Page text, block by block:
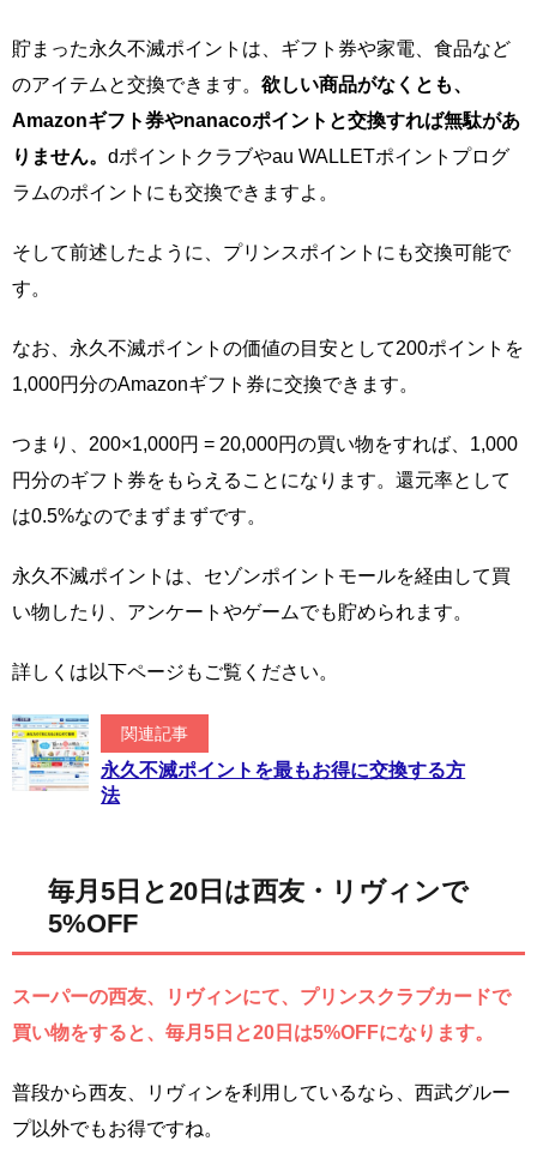
貯まった永久不滅ポイントは、ギフト券や家電、食品など
のアイテムと交換できます。 欲しい商品がなくとも、
Amazonギフト券やnanacoポイントと交換すれば無駄があ
りません。 dポイントクラブやau WALLETポイントプログ
ラムのポイントにも交換できますよ。
そして前述したように、プリンスポイントにも交換可能で
す。
なお、永久不滅ポイントの価値の目安として200ポイントを
1,000円分のAmazonギフト券に交換できます。
つまり、200×1,000円 = 20,000円の買い物をすれば、1,000
円分のギフト券をもらえることになります。還元率として
は0.5%なのでまずまずです。
永久不滅ポイントは、セゾンポイントモールを経由して買
い物したり、アンケートやゲームでも貯められます。
詳しくは以下ページもご覧ください。
関連記事
永久不滅ポイントを最もお得に交換する方
法
毎月5日と20日は西友・リヴィンで
5%OFF
スーパーの西友、リヴィンにて、プリンスクラブカードで
買い物をすると、毎月5日と20日は5%OFFになります。
普段から西友、リヴィンを利用しているなら、西武グルー
プ以外でもお得ですね。